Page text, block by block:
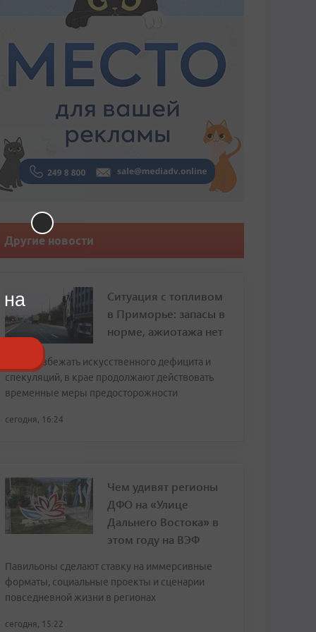
Другие новости
Ситуация с топливом
в Приморье: запасы в
норме, ажиотажа нет
Чтобы избежать искусственного дефицита и
спекуляций, в крае продолжают действовать
временные меры предосторожности
сегодня, 16:24
Чем удивят регионы
ДФО на «Улице
Дальнего Востока» в
этом году на ВЭФ
Павильоны сделают ставку на иммерсивные
форматы, социальные проекты и сценарии
повседневной жизни в регионах
сегодня, 15:22